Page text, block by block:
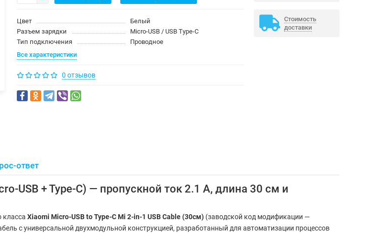
Цвет
Белый
Разъем зарядки
Micro-USB / USB Type-C
Тип подключения
Проводное
Все характеристики
0 отзывов
Стоимость
доставки
ответ
USB + Type-C) — пропускной ток 2.1 А, длина 30 см и
класса Xiaomi Micro-USB to Type-C Mi 2-in-1 USB Cable (30см) (заводской код модификации —
с универсальной двухмодульной конструкцией, разработанный для автоматизации процессов